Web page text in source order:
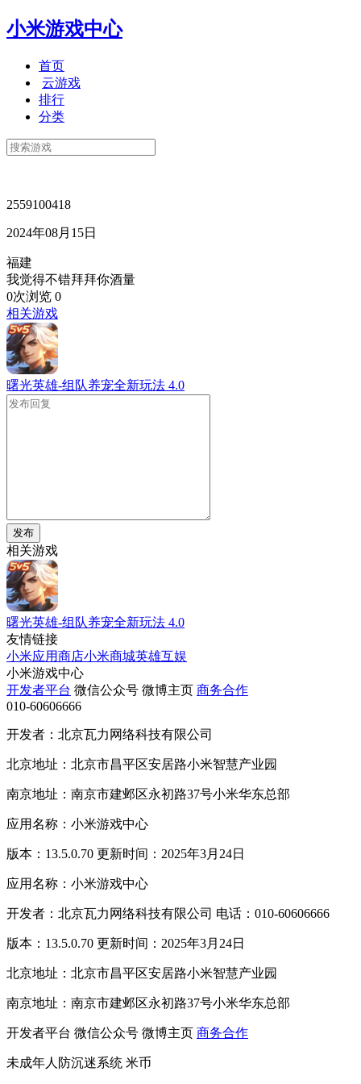
小米游戏中心
首页
云游戏
排行
分类
2559100418
2024年08月15日
福建
我觉得不错拜拜你酒量
0次浏览 0
相关游戏
曙光英雄-组队养宠全新玩法 4.0
发布
相关游戏
曙光英雄-组队养宠全新玩法 4.0
友情链接
小米应用商店小米商城英雄互娱
小米游戏中心
开发者平台 微信公众号 微博主页 商务合作
010-60606666
开发者：北京瓦力网络科技有限公司
北京地址：北京市昌平区安居路小米智慧产业园
南京地址：南京市建邺区永初路37号小米华东总部
应用名称：小米游戏中心
版本：13.5.0.70 更新时间：2025年3月24日
应用名称：小米游戏中心
开发者：北京瓦力网络科技有限公司 电话：010-60606666
版本：13.5.0.70 更新时间：2025年3月24日
北京地址：北京市昌平区安居路小米智慧产业园
南京地址：南京市建邺区永初路37号小米华东总部
开发者平台 微信公众号 微博主页 商务合作
未成年人防沉迷系统 米币